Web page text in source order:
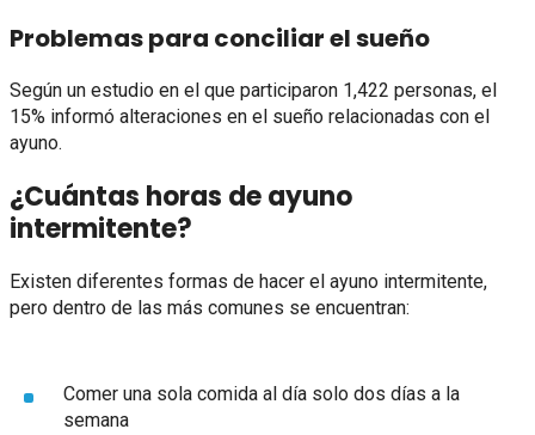
Problemas para conciliar el sueño
Según un estudio en el que participaron 1,422 personas, el
15% informó alteraciones en el sueño relacionadas con el
ayuno.
¿Cuántas horas de ayuno
intermitente?
Existen diferentes formas de hacer el ayuno intermitente,
pero dentro de las más comunes se encuentran:
Comer una sola comida al día solo dos días a la
semana